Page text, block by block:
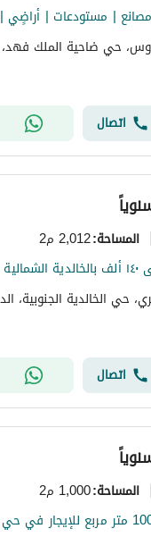
| مستودعات | أراضٍي |
حي ضاحية الملك فهد،
اتصال
المساحة:2,012 م2
حي الخالدية الجنوبية،
اتصال
المساحة:1,000 م2